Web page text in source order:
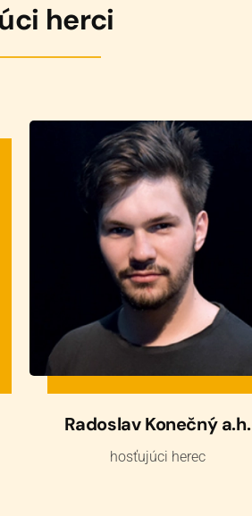
herci
Radoslav Konečný a.h.
hosťujúci herec